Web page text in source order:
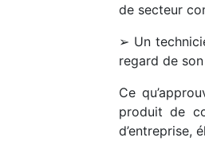
de secteur
➢ Un
regard de
Ce
produit de
d’entreprise,